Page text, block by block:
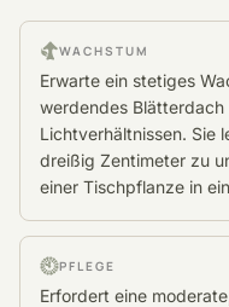
WACHSTUM
Erwarte ein stetiges
werdendes
Lichtverhältnissen. Sie
dreißig Zentimeter zu
einer Tischpflanze in
PFLEGE
Erfordert eine